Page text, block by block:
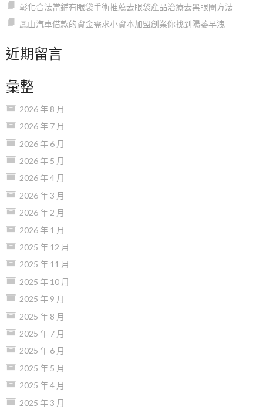
彰化合法當鋪有眼袋手術推薦去眼袋產品治療去黑眼圈方法
鳳山汽車借款的資金需求小資本加盟創業你找到陽萎早洩
近期留言
彙整
2026 年 8 月
2026 年 7 月
2026 年 6 月
2026 年 5 月
2026 年 4 月
2026 年 3 月
2026 年 2 月
2026 年 1 月
2025 年 12 月
2025 年 11 月
2025 年 10 月
2025 年 9 月
2025 年 8 月
2025 年 7 月
2025 年 6 月
2025 年 5 月
2025 年 4 月
2025 年 3 月